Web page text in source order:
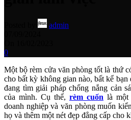
admin
0
Một bộ rèm cửa văn phòng tốt là thứ
cho bất kỳ không gian nào, bất kể
đang tìm giải pháp chống nắng cản
của mình. Cụ thể, rèm cuốn là một
doanh nghiệp và văn phòng muốn
họ và thêm một nét đẹp đẳng cấp cho